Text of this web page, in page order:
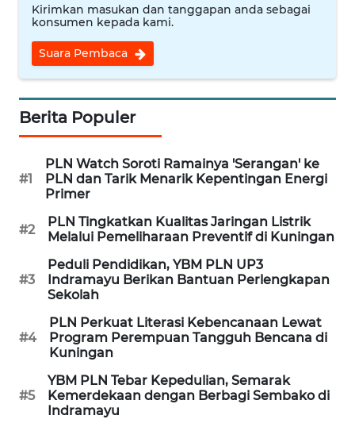
Kirimkan masukan dan tanggapan anda sebagai
konsumen kepada kami.
Suara Pembaca
Berita Populer
#1
PLN Watch Soroti Ramainya 'Serangan' ke
PLN dan Tarik Menarik Kepentingan Energi
Primer
#2
PLN Tingkatkan Kualitas Jaringan Listrik
Melalui Pemeliharaan Preventif di Kuningan
#3
Peduli Pendidikan, YBM PLN UP3
Indramayu Berikan Bantuan Perlengkapan
Sekolah
#4
PLN Perkuat Literasi Kebencanaan Lewat
Program Perempuan Tangguh Bencana di
Kuningan
#5
YBM PLN Tebar Kepedulian, Semarak
Kemerdekaan dengan Berbagi Sembako di
Indramayu
INDRAMAYU
WN
KUNINGAN
MAJALENGKA
WN
SUBANG
WN
SUKABUMI
WN
PURWAKARTA
WN
PRIANGAN
TIMUR
WN